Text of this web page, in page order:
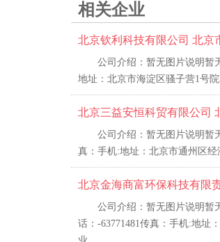
相关企业
北京钦利科技有限公司 北京
公司介绍：暂无图片说明暂
地址：北京市海淀区骚子营1号
北京三益安恒科贸有限公司
公司介绍：暂无图片说明暂
真：手机:地址：北京市通州区
北京金海商富环保科技有限
公司介绍：暂无图片说明暂
话：-63771481传真：手机:地址